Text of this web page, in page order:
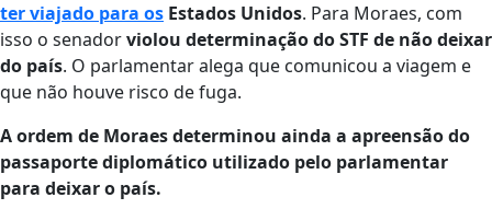
ter viajado para os Estados Unidos. Para Moraes, com
isso o senadorviolou determinação do STF de não deixar
do país. O parlamentar alega que comunicou a viagem e
que não houve risco de fuga.
A ordem de Moraes determinou ainda a apreensão do
passaporte diplomático utilizado pelo parlamentar
para deixar o país.